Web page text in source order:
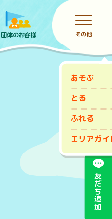
あそぶ
とる
ふれる
エリアガイ
団体のお客様 その他
前売りチケット
友だち追加